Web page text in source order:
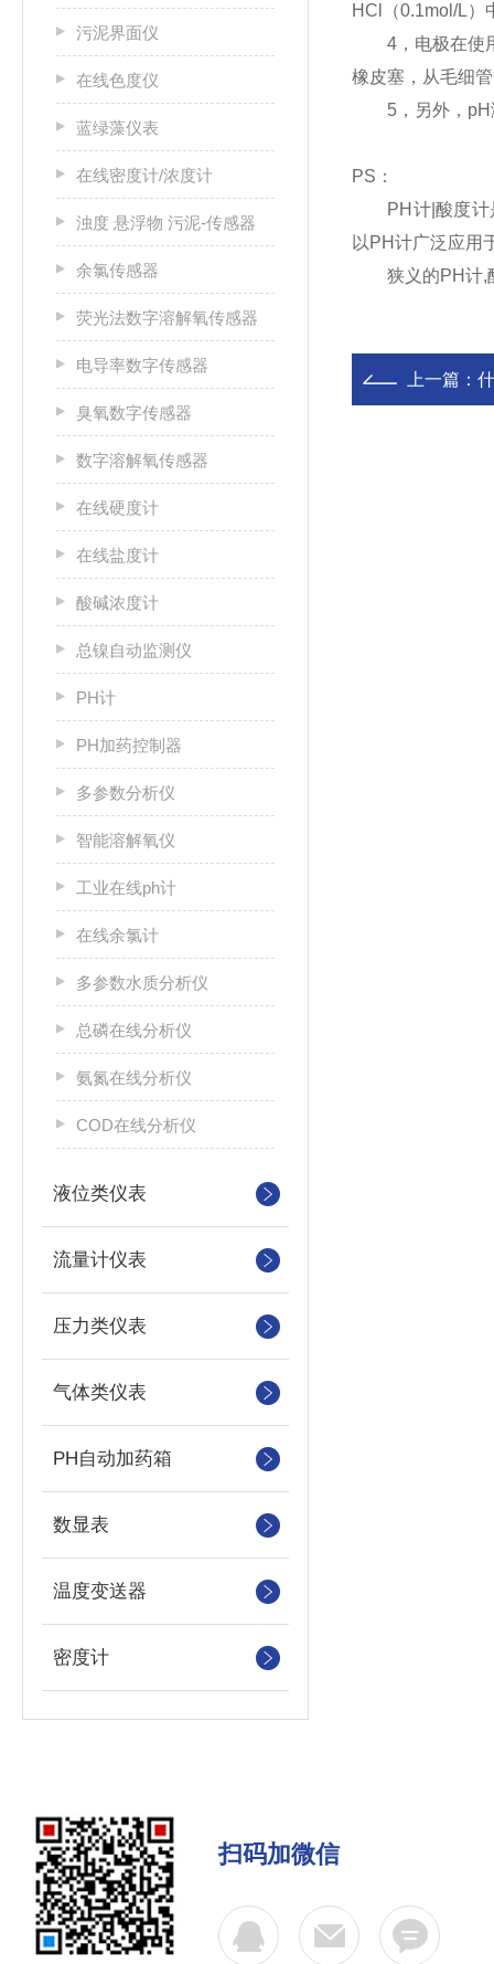
污泥界面仪
在线色度仪
蓝绿藻仪表
在线密度计/浓度计
浊度 悬浮物 污泥-传感器
余氯传感器
荧光法数字溶解氧传感器
电导率数字传感器
臭氧数字传感器
数字溶解氧传感器
在线硬度计
在线盐度计
酸碱浓度计
总镍自动监测仪
PH计
PH加药控制器
多参数分析仪
智能溶解氧仪
工业在线ph计
在线余氯计
多参数水质分析仪
总磷在线分析仪
氨氮在线分析仪
COD在线分析仪
液位类仪表
流量计仪表
压力类仪表
气体类仪表
PH自动加药箱
数显表
温度变送器
密度计
HCl（0.1mol/L）
4，电极在使用
橡皮塞，从毛细
5，另外，pH测
PS：
PH计|酸度计是
以PH计广泛应用
狭义的PH计,酸
上一篇：
扫码加微信